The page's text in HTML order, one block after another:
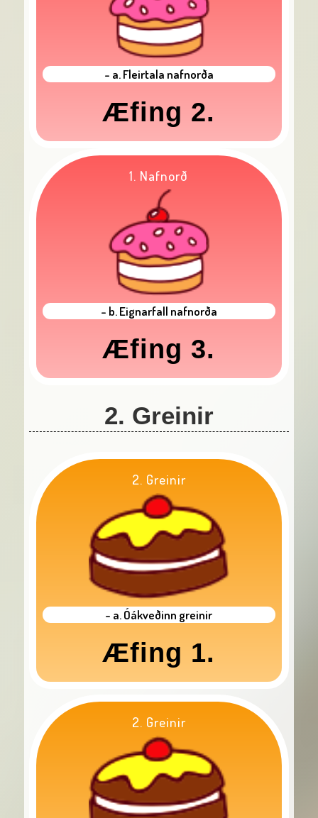
- a. Fleirtala nafnorða
Æfing 2.
1. Nafnorð
- b. Eignarfall nafnorða
Æfing 3.
2. Greinir
2. Greinir
- a. Óákveðinn greinir
Æfing 1.
2. Greinir